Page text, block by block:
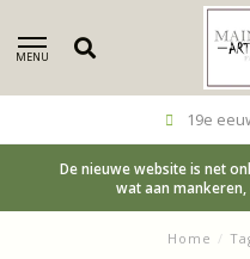
MENU
19e
De nieuwe website is net
wat aan
Home /